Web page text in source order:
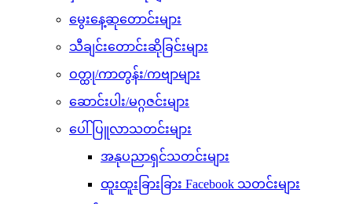
မွေးနေ့ဆုတောင်းများ
သီချင်းတောင်းဆိုခြင်းများ
ဝတ္ထု/ကာတွန်း/ကဗျာများ
ဆောင်းပါး/မဂ္ဂဇင်းများ
ပေါ်ပြူလာသတင်းများ
အနုပညာရှင်သတင်းများ
ထူးထူးခြားခြား Facebook သတင်းများ